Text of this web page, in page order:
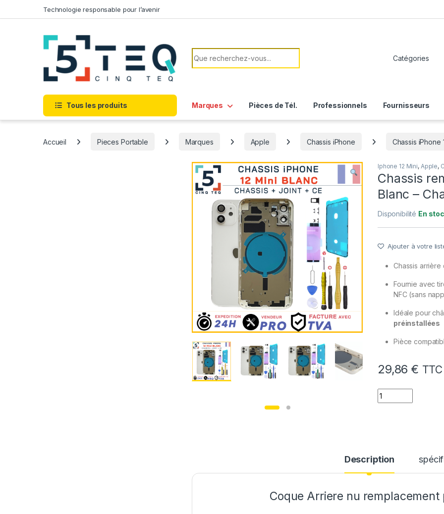
Technologie responsable pour l’avenir
Rechercher:
Tous les produits Marques Pièces de Tél. Professionnels Fournisseurs
Accueil Pieces Portable Marques Apple Chassis iPhone Chassis iPhone
Iphone 12 Mini, Apple,
Chassis
Blanc –
Disponibilité En
Ajouter à votre
Chassis
Fournie avec
NFC (sans
Idéale pour
préinstallées
Pièce
29,86 € TTC
quantité de
Description
Coque Arriere nu remplacement